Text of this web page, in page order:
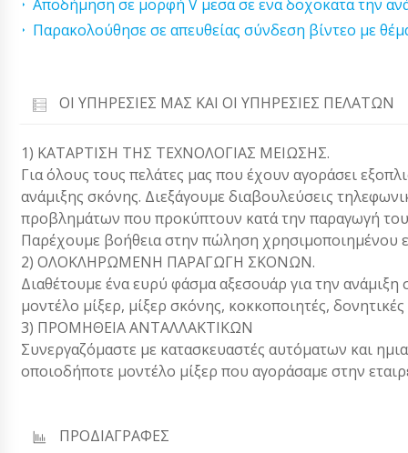
Αποδήμηση σε μορφή V μεσα σε ενα δοχοκατα την
Παρακολούθησε σε απευθείας σύνδεση βίντεο με
ΟΙ ΥΠΗΡΕΣΊΕΣ ΜΑΣ ΚΑΙ ΟΙ ΥΠΗΡΕΣΊΕΣ ΠΕΛΑΤΏΝ
1) ΚΑΤΑΡΤΙΣΗ ΤΗΣ ΤΕΧΝΟΛΟΓΙΑΣ ΜΕΙΩΣΗΣ.
Για όλους τους πελάτες μας που έχουν αγοράσει
ανάμιξης σκόνης. Διεξάγουμε διαβουλεύσεις
προβλημάτων που προκύπτουν κατά την παραγωγή
Παρέχουμε βοήθεια στην πώληση χρησιμοποιημένου
2) ΟΛΟΚΛΗΡΩΜΕΝΗ ΠΑΡΑΓΩΓΗ ΣΚΟΝΩΝ.
Διαθέτουμε ένα ευρύ φάσμα αξεσουάρ για την
μοντέλο μίξερ, μίξερ σκόνης, κοκκοποιητές,
3) ΠΡΟΜΗΘΕΙΑ ΑΝΤΑΛΛΑΚΤΙΚΩΝ
Συνεργαζόμαστε με κατασκευαστές αυτόματων και
οποιοδήποτε μοντέλο μίξερ που αγοράσαμε στην
ΠΡΟΔΙΑΓΡΑΦΕΣ